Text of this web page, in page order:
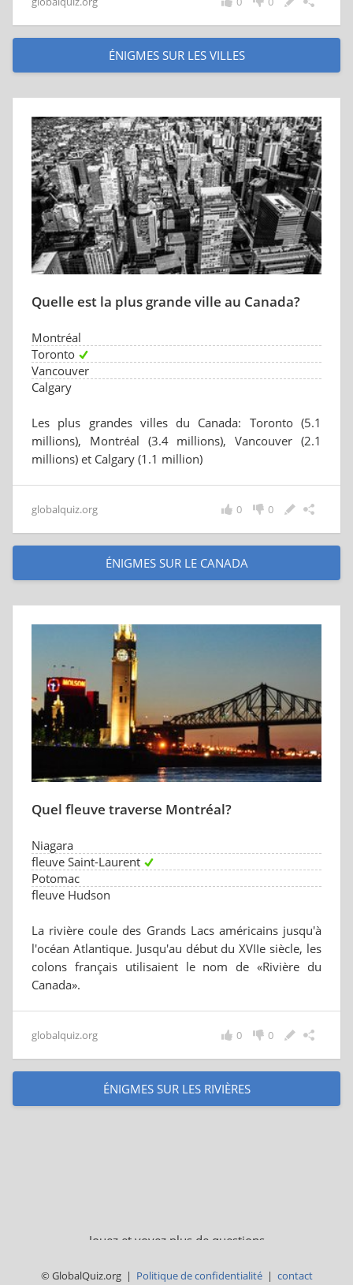
ÉNIGMES SUR LES VILLES
Quelle est la plus grande ville au Canada?
Montréal
Toronto
Vancouver
Calgary
Les plus grandes villes du Canada: Toronto (5.1
millions), Montréal (3.4 millions), Vancouver (2.1
millions) et Calgary (1.1 million)
globalquiz.org 0
0
ÉNIGMES SUR LE CANADA
Quel fleuve traverse Montréal?
Niagara
fleuve Saint-Laurent
Potomac
fleuve Hudson
La rivière coule des Grands Lacs américains jusqu'à
l'océan Atlantique. Jusqu'au début du XVIIe siècle, les
colons français utilisaient le nom de «Rivière du
Canada».
globalquiz.org 0
0
ÉNIGMES SUR LES RIVIÈRES
Jouez et voyez plus de questions
QUIZ DE L'AMÉRIQUE DU NORD
© GlobalQuiz.org | Politique de confidentialité| contact